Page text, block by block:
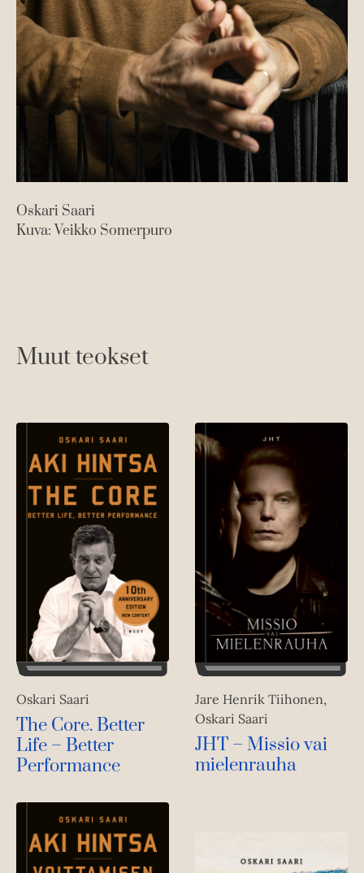
Oskari Saari
Kuva: Veikko Somerpuro
Muut teokset
Oskari Saari
The Core. Better
Life – Better
Performance
Jare Henrik Tiihonen,
Oskari Saari
JHT – Missio vai
mielenrauha